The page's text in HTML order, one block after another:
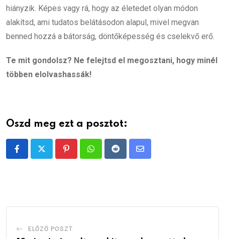
hiányzik. Képes vagy rá, hogy az életedet olyan módon
alakítsd, ami tudatos belátásodon alapul, mivel megvan
benned hozzá a bátorság, döntőképesség és cselekvő erő.
Te mit gondolsz? Ne felejtsd el megosztani, hogy minél
többen elolvashassák!
Oszd meg ezt a posztot:
PinterestWhatsappRedditShare
ELŐZŐ POSZT